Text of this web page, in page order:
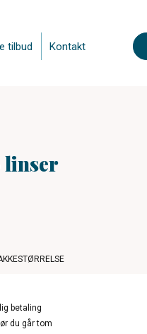
tilbud Kontakt
linser
betaling
du går tom